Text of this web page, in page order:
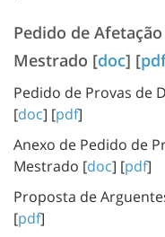
Pedido de
Mestrado [doc] [
Pedido de Provas de
[doc] [pdf]
Anexo de Pedido de
Mestrado [doc] [pdf]
Proposta de
[pdf]